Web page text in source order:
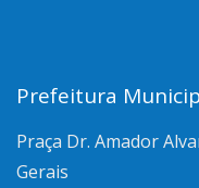
Prefeitura
Praça Dr. Amador
Gerais